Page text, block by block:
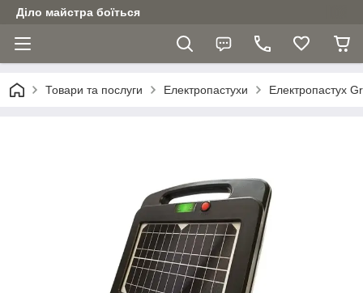
Діло майстра боїться
Товари та послуги Електропастухи Електропастух